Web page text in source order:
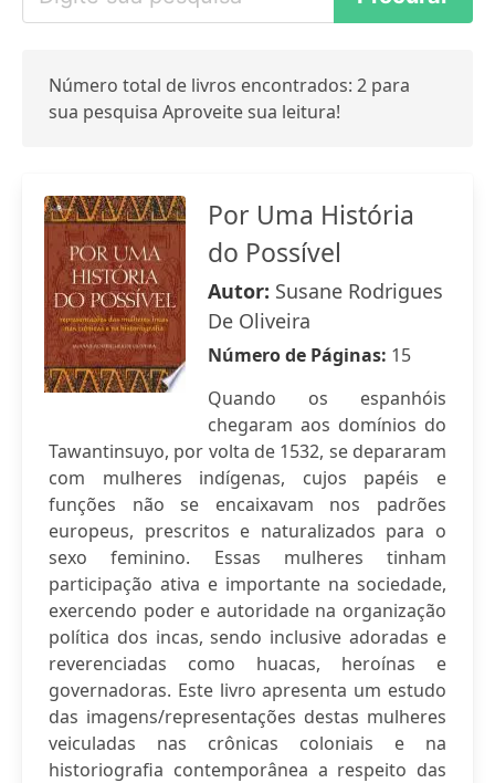
Número total de livros encontrados: 2 para
sua pesquisa Aproveite sua leitura!
Por Uma História
do Possível
Autor: Susane Rodrigues
De Oliveira
Número de Páginas: 15
Quando os espanhóis
chegaram aos domínios do
Tawantinsuyo, por volta de 1532, se depararam
com mulheres indígenas, cujos papéis e
funções não se encaixavam nos padrões
europeus, prescritos e naturalizados para o
sexo feminino. Essas mulheres tinham
participação ativa e importante na sociedade,
exercendo poder e autoridade na organização
política dos incas, sendo inclusive adoradas e
reverenciadas como huacas, heroínas e
governadoras. Este livro apresenta um estudo
das imagens/representações destas mulheres
veiculadas nas crônicas coloniais e na
historiografia contemporânea a respeito das